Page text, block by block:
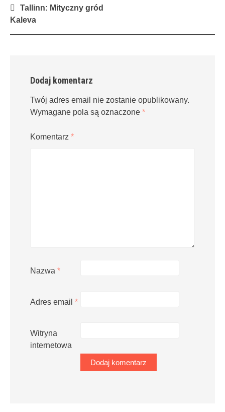
Post
navigation
Tallinn: Mityczny gród
Kaleva
Dodaj komentarz
Twój adres email nie zostanie opublikowany.
Wymagane pola są oznaczone *
Komentarz *
Nazwa *
Adres email *
Witryna
internetowa